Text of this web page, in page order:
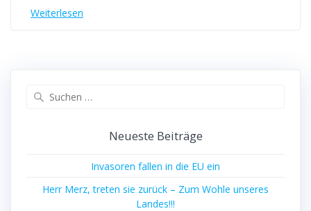
Weiterlesen
Neueste Beiträge
Invasoren fallen in die EU ein
Herr Merz, treten sie zurück – Zum Wohle unseres
Landes!!!